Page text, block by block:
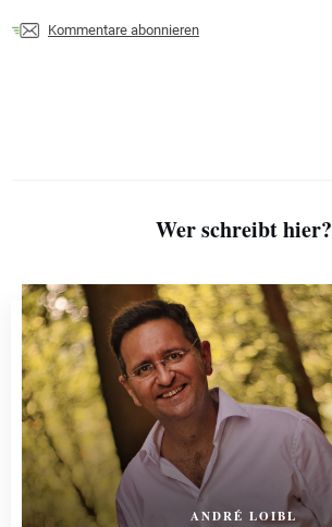
Kommentare abonnieren
Wer schreibt hier?
ANDRÉ LOIBL